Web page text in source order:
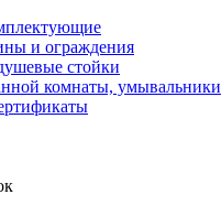
и ограждения
стойки
комнаты, умывальники